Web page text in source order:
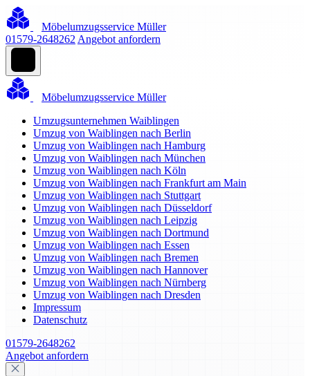
Möbelumzugsservice Müller
01579-2648262 Angebot anfordern
Möbelumzugsservice Müller
Umzugsunternehmen Waiblingen
Umzug von Waiblingen nach Berlin
Umzug von Waiblingen nach Hamburg
Umzug von Waiblingen nach München
Umzug von Waiblingen nach Köln
Umzug von Waiblingen nach Frankfurt am Main
Umzug von Waiblingen nach Stuttgart
Umzug von Waiblingen nach Düsseldorf
Umzug von Waiblingen nach Leipzig
Umzug von Waiblingen nach Dortmund
Umzug von Waiblingen nach Essen
Umzug von Waiblingen nach Bremen
Umzug von Waiblingen nach Hannover
Umzug von Waiblingen nach Nürnberg
Umzug von Waiblingen nach Dresden
Impressum
Datenschutz
01579-2648262
Angebot anfordern